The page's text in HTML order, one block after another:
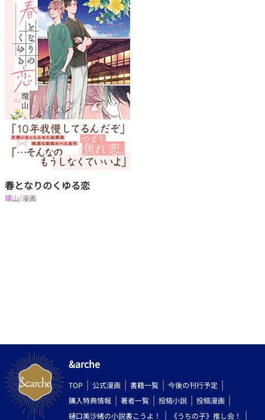
春となりのくゆる恋
環山/漫画
&arche
TOP 公式漫画 書籍一覧
今後の刊行予定
購入特典情報
著者一覧 投稿小説
投稿漫画
樋口美沙緒の小説書こうよ！
《うちの子》推し会！